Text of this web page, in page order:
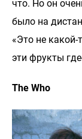
что. Но он
было на
«Это не
эти фрукты
The Who